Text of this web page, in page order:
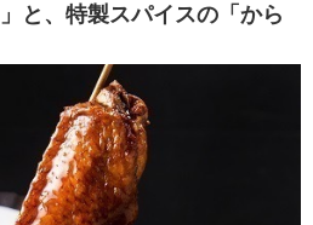
と、特製スパイスの「から